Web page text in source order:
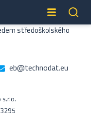
středoškolského
eb@technodat.eu